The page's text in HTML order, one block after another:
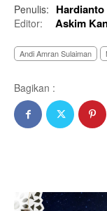
Penulis: Hardianto
Editor: Askim
Andi Amran Sulaiman
Bagikan :